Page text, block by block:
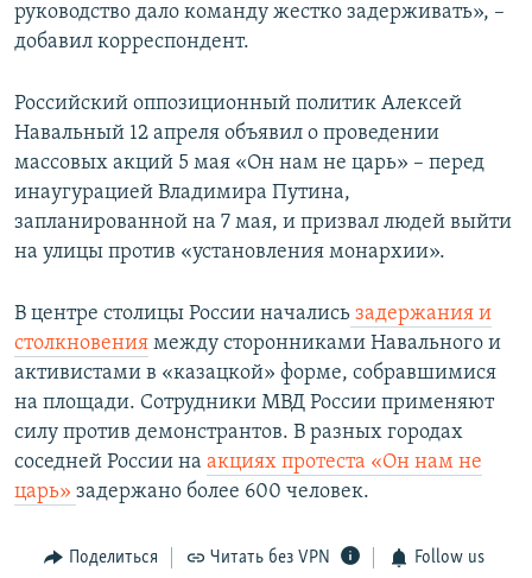
руководство дало команду жестко задерживать», –
добавил корреспондент.
Российский оппозиционный политик Алексей
Навальный 12 апреля объявил о проведении
массовых акций 5 мая «Он нам не царь» – перед
инаугурацией Владимира Путина,
запланированной на 7 мая, и призвал людей выйти
на улицы против «установления монархии».
В центре столицы России начались задержания и
столкновения между сторонниками Навального и
активистами в «казацкой» форме, собравшимися
на площади. Сотрудники МВД России применяют
силу против демонстрантов. В разных городах
соседней России на акциях протеста «Он нам не
царь» задержано более 600 человек.
Поделиться Читать без VPN Follow us